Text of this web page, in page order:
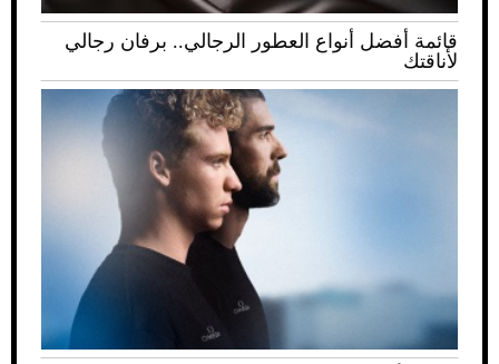
قائمة أفضل أنواع العطور الرجالي.. برفان رجالي
لأناقتك